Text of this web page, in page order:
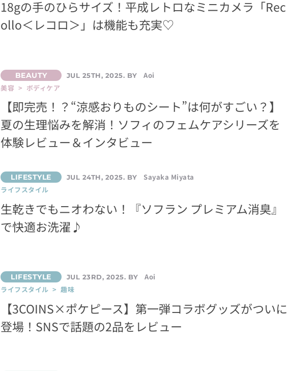
18gの手のひらサイズ！平成レトロなミニカメラ「Rec
ollo＜レコロ＞」は機能も充実♡
JUL 25TH, 2025. BY
Aoi
美容 > ボディケア
【即完売！？“涼感おりものシート”は何がすごい？】
夏の生理悩みを解消！ソフィのフェムケアシリーズを
体験レビュー＆インタビュー
JUL 24TH, 2025. BY
Sayaka Miyata
ライフスタイル
生乾きでもニオわない！『ソフラン プレミアム消臭』
で快適お洗濯♪
JUL 23RD, 2025. BY
Aoi
ライフスタイル > 趣味
【3COINS×ポケピース】第一弾コラボグッズがついに
登場！SNSで話題の2品をレビュー